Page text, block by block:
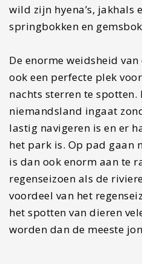
wild zijn hyena’s, jakhals
springbokken en
De enorme weidsheid
ook een perfecte plek
nachts sterren te spotten.
niemandsland ingaat
lastig navigeren is en er
het park is. Op pad gaan
is dan ook enorm aan te
regenseizoen als de
voordeel van het
het spotten van dieren
worden dan de meeste